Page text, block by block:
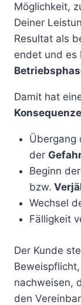
Möglichkeit,
Deiner
Resultat als
endet und es
Damit hat
Übergang
der
Beginn der
bzw.
Wechsel
Fälligkeit
Der Kunde
nachweisen,
den